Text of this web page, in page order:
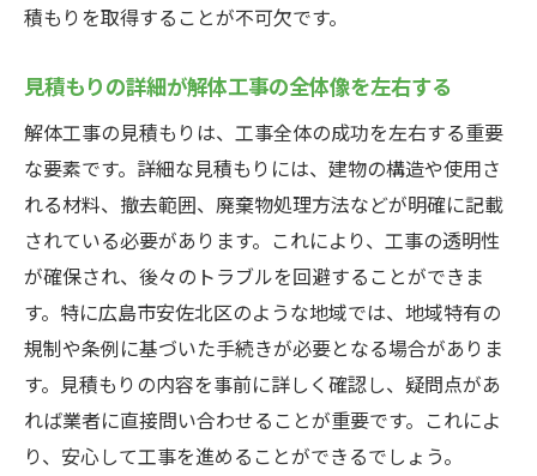
トラブル時の対応方法を事前に確認
安心して解体工事を進めるための最終ガイド
解体工事の最終確認チェックリスト
工事開始前の準備と確認事項
工事中に注意すべきポイント
トラブル発生時の対応方法
工事完了後の最終確認と対応
解体工事後のアフターケアとフォローアッ
プ
積もりを取得することが不可欠です。
見積もりの詳細が解体工事の全体像を左右する
解体工事の見積もりは、工事全体の成功を左右する重要
な要素です。詳細な見積もりには、建物の構造や使用さ
れる材料、撤去範囲、廃棄物処理方法などが明確に記載
されている必要があります。これにより、工事の透明性
が確保され、後々のトラブルを回避することができま
す。特に広島市安佐北区のような地域では、地域特有の
規制や条例に基づいた手続きが必要となる場合がありま
す。見積もりの内容を事前に詳しく確認し、疑問点があ
れば業者に直接問い合わせることが重要です。これによ
り、安心して工事を進めることができるでしょう。